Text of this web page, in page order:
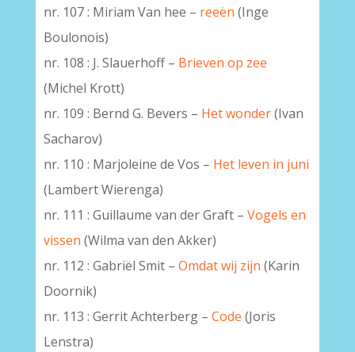
nr. 107 : Miriam Van hee – reeën (Inge
Boulonois)
nr. 108 : J. Slauerhoff – Brieven op zee
(Michel Krott)
nr. 109 : Bernd G. Bevers – Het wonder(Ivan
Sacharov)
nr. 110 : Marjoleine de Vos – Het leven in juni
(Lambert Wierenga)
nr. 111 : Guillaume van der Graft – Vogels en
vissen (Wilma van den Akker)
nr. 112 : Gabriël Smit – Omdat wij zijn (Karin
Doornik)
nr. 113 : Gerrit Achterberg – Code (Joris
Lenstra)